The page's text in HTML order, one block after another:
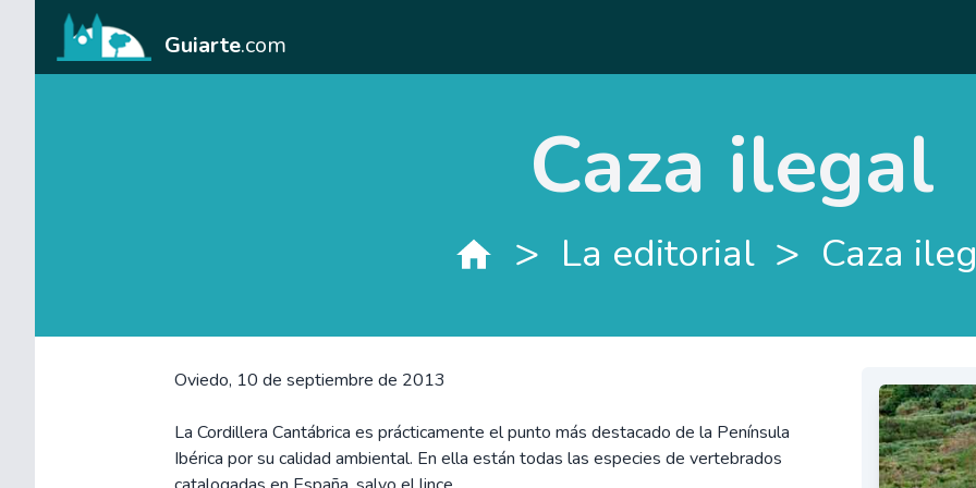
Guiarte.com
Caza ilegal
> La editorial > Caza
Oviedo, 10 de septiembre de 2013
La Cordillera Cantábrica es prácticamente el punto más destacado de la Península
Ibérica por su calidad ambiental. En ella están todas las especies de vertebrados